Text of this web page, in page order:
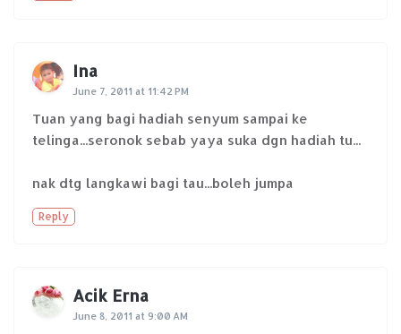
Ina
June 7, 2011 at 11:42 PM
Tuan yang bagi hadiah senyum sampai ke
telinga...seronok sebab yaya suka dgn hadiah tu...
nak dtg langkawi bagi tau...boleh jumpa
Reply
Acik Erna
June 8, 2011 at 9:00 AM